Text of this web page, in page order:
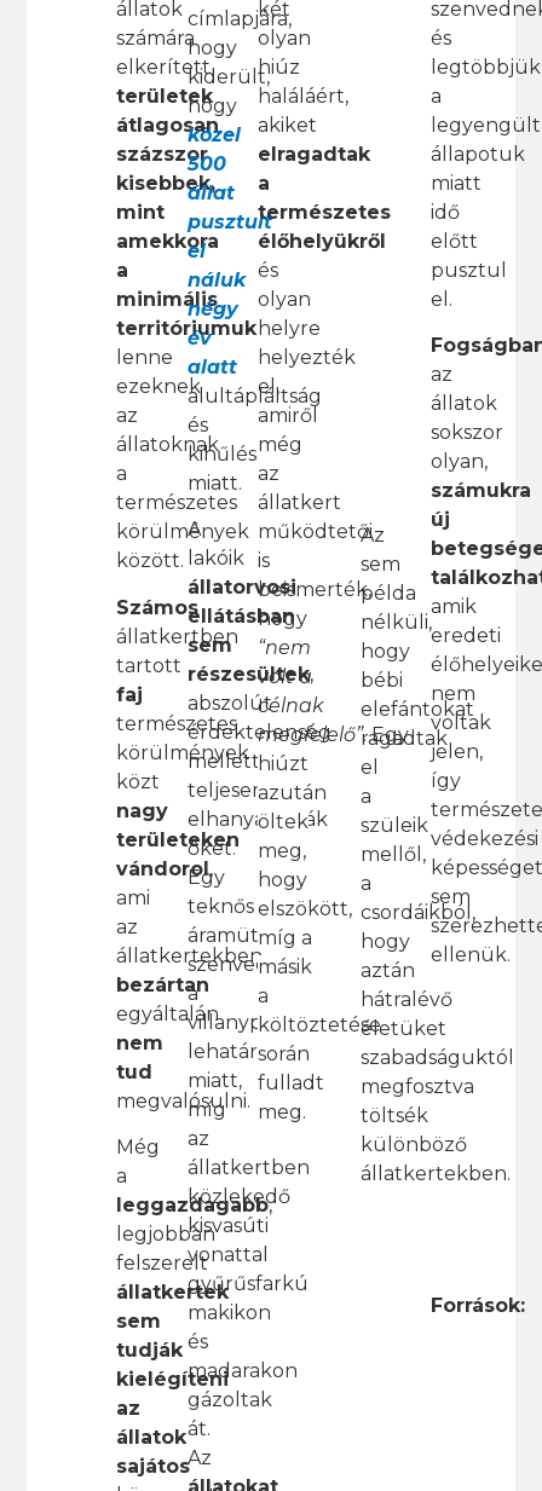
állatok
számára
elkerített
területek
átlagosan
százszor
kisebbek,
mint
amekkora
a
minimális
territóriumuk
lenne
ezeknek
az
állatoknak
a
természetes
körülmények
között.
Számos
állatkertben
tartott
faj
természetes
körülmények
közt
nagy
területeken
vándorol,
ami
az
állatkertekben
bezártan
egyáltalán
nem
tud
megvalósulni.
Még
a
leggazdagabb,
legjobban
felszerelt
állatkertek
sem
tudják
kielégíteni
az
állatok
sajátos
címlapjára,
hogy
kiderült,
hogy
közel
500
állat
pusztult
el
náluk
négy
év
alatt
alultápláltság
és
kihűlés
miatt.
A
lakóik
állatorvosi
ellátásban
sem
részesültek,
abszolút
érdektelenség
mellett,
teljesen
elhanyagolták
őket.
Egy
teknős
áramütést
szenvedett
a
villanypásztoros
lehatárolás
miatt,
míg
az
állatkertben
közlekedő
kisvasúti
vonattal
gyűrűsfarkú
makikon
és
madarakon
gázoltak
át.
Az
két
olyan
hiúz
haláláért,
akiket
elragadtak
a
természetes
élőhelyükről
és
olyan
helyre
helyezték
el,
amiről
még
az
állatkert
működtetői
is
beismerték,
hogy
“nem
volt a
célnak
megfelelő”.Egy
hiúzt
azután
öltek
meg,
hogy
elszökött,
míg a
másik
a
költöztetése
során
fulladt
meg.
Az
sem
példa
nélküli,
hogy
bébi
elefántokat
ragadtak
el
a
szüleik
mellől,
a
csordáikból,
hogy
aztán
hátralévő
életüket
szabadságuktól
megfosztva
töltsék
különböző
állatkertekben.
és
legtöbbjük
a
legyengült
állapotuk
miatt
idő
előtt
pusztul
el.
az
állatok
sokszor
olyan,
számukra
új
amik
eredeti
nem
voltak
jelen,
így
védekezési
sem
ellenük.
Források: